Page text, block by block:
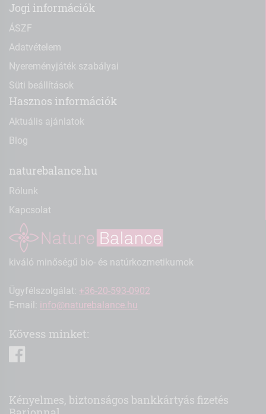
Jogi információk
ÁSZF
Adatvételem
Nyereményjáték szabályai
Süti beállítások
Hasznos információk
Aktuális ajánlatok
Blog
naturebalance.hu
Rólunk
Kapcsolat
kiváló minőségű bio- és natúrkozmetikumok
Ügyfélszolgálat: +36-20-593-0902
E-mail: info@naturebalance.hu
Kövess minket:
Kényelmes, biztonságos bankkártyás fizetés